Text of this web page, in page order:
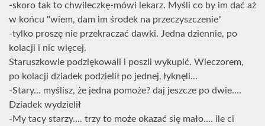
-skoro tak to chwileczkę-mówi lekarz. Myśli co by im dać aż
w końcu "wiem, dam im środek na przeczyszczenie"
-tylko proszę nie przekraczać dawki. Jedna dziennie, po
kolacji i nic więcej.
Staruszkowie podziękowali i poszli wykupić. Wieczorem,
po kolacji dziadek podzielił po jednej, łyknęli...
-Stary... myślisz, że jedna pomoże? daj jeszcze po dwie....
Dziadek wydzielił
-My tacy starzy.... trzy to może okazać się mało.... ile ci